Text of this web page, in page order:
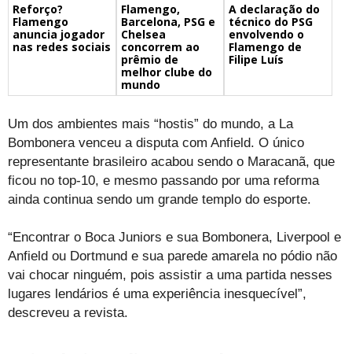
Reforço?
Flamengo
anuncia jogador
nas redes sociais
Flamengo,
Barcelona, PSG e
Chelsea
concorrem ao
prêmio de
melhor clube do
mundo
A declaração do
técnico do PSG
envolvendo o
Flamengo de
Filipe Luís
Um dos ambientes mais “hostis” do mundo, a La
Bombonera venceu a disputa com Anfield. O único
representante brasileiro acabou sendo o Maracanã, que
ficou no top-10, e mesmo passando por uma reforma
ainda continua sendo um grande templo do esporte.
“Encontrar o Boca Juniors e sua Bombonera, Liverpool e
Anfield ou Dortmund e sua parede amarela no pódio não
vai chocar ninguém, pois assistir a uma partida nesses
lugares lendários é uma experiência inesquecível”,
descreveu a revista.